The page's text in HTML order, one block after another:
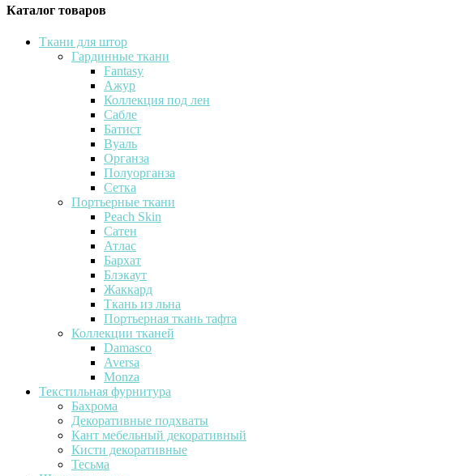
Каталог товаров
Ткани для штор
Гардинные ткани
Fantasy
Ажур
Коллекция под лен
Сабле
Батист
Вуаль
Органза
Полуорганза
Сетка
Портьерные ткани
Peach Skin
Сатен
Атлас
Бархат
Блэкаут
Жаккард
Ткань из льна
Портьерная ткань тафта
Коллекции тканей
Damasco
Aversa
Monza
Текстильная фурнитура
Бахрома
Декоративные подхваты
Кант мебельный декоративный
Кисти декоративные
Тесьма